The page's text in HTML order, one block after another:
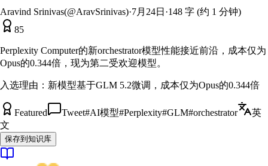
Aravind Srinivas(@AravSrinivas)·7月24日 ·148 字 (约 1 分钟)
85
Perplexity Computer的新orchestrator模型性能接近前沿，成本仅为
Opus的0.344倍，现为第二受欢迎模型。
入选理由： 新模型基于GLM 5.2微调，成本仅为Opus的0.344倍
Featured Tweet#AI模型#Perplexity#GLM#orchestrator
英
文
保存到知识库